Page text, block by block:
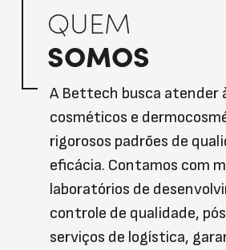
QUEM
SOMOS
A Bettech busca atender
cosméticos e
rigorosos padrões de
eficácia. Contamos com
laboratórios de
controle de qualidade,
serviços de logística,